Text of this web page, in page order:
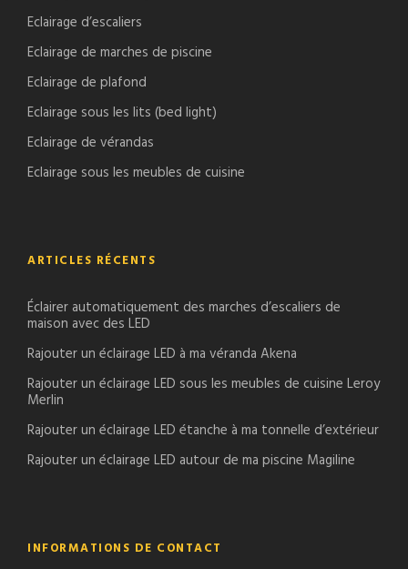
Eclairage d’escaliers
Eclairage de marches de piscine
Eclairage de plafond
Eclairage sous les lits (bed light)
Eclairage de vérandas
Eclairage sous les meubles de cuisine
ARTICLES RÉCENTS
Éclairer automatiquement des marches d’escaliers de
maison avec des LED
Rajouter un éclairage LED à ma véranda Akena
Rajouter un éclairage LED sous les meubles de cuisine Leroy
Merlin
Rajouter un éclairage LED étanche à ma tonnelle d’extérieur
Rajouter un éclairage LED autour de ma piscine Magiline
INFORMATIONS DE CONTACT